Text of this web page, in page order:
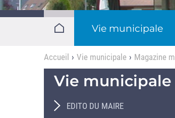
Vie municipale
Accueil Vie municipale Magazine
Vie municipale
EDITO DU MAIRE